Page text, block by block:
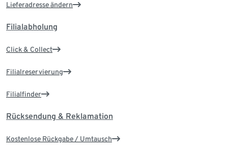
Lieferadresse ändern
Filialabholung
Click & Collect
Filialreservierung
Filialfinder
Rücksendung & Reklamation
Kostenlose Rückgabe / Umtausch